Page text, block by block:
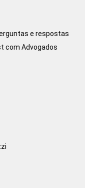
e respostas
com Advogados